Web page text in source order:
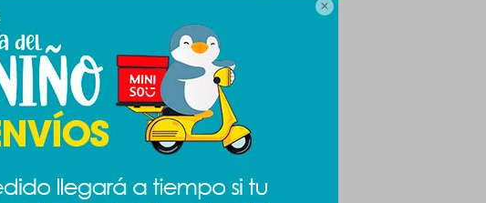

que te pueden interesar